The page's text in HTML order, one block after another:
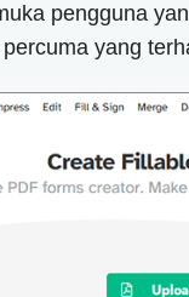
pengguna
yang